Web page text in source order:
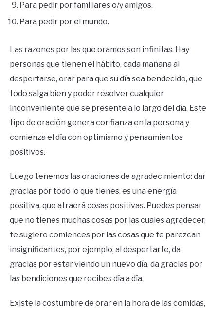
Para pedir por familiares o/y amigos.
Para pedir por el mundo.
Las razones por las que oramos son infinitas. Hay
personas que tienen el hábito, cada mañana al
despertarse, orar para que su día sea bendecido, que
todo salga bien y poder resolver cualquier
inconveniente que se presente a lo largo del día. Este
tipo de oración genera confianza en la persona y
comienza el día con optimismo y pensamientos
positivos.
Luego tenemos las oraciones de agradecimiento: dar
gracias por todo lo que tienes, es una energía
positiva, que atraerá cosas positivas. Puedes pensar
que no tienes muchas cosas por las cuales agradecer,
te sugiero comiences por las cosas que te parezcan
insignificantes, por ejemplo, al despertarte, da
gracias por estar viendo un nuevo día, da gracias por
las bendiciones que recibes día a día.
Existe la costumbre de orar en la hora de las comidas,